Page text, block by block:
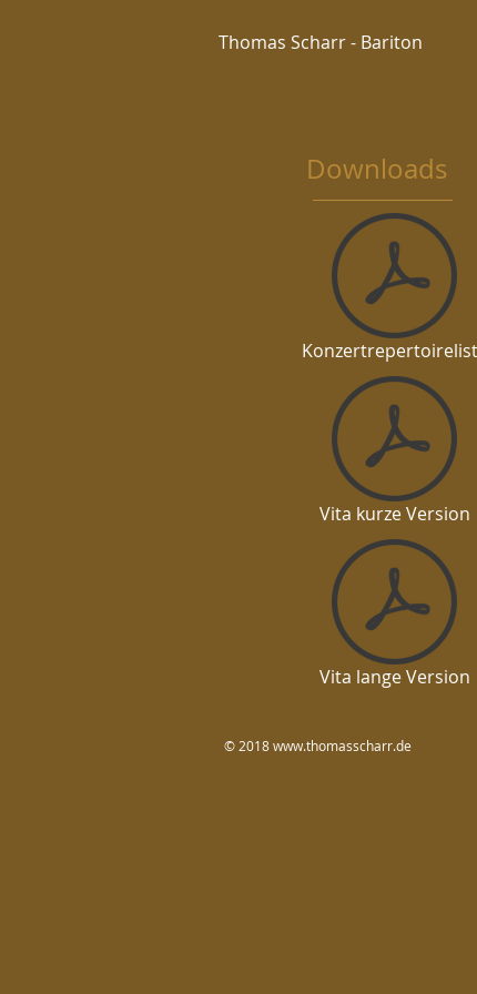
Thomas Scharr - Bariton
Downloads
Vita kurze Version
Vita lange Version
© 2018www.thomasscharr.de